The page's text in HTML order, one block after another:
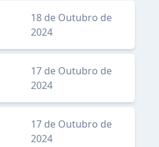
18 de Outubro de
2024
17 de Outubro de
2024
17 de Outubro de
2024